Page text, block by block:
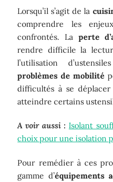
Lorsqu’il s’agit de la
comprendre les
confrontés. La perte
rendre difficile la
l’utilisation
problèmes de mobilité
difficultés à se
atteindre certains
A voir aussi : Isolant
choix pour une isolation
Pour remédier à ces
gamme d’équipements